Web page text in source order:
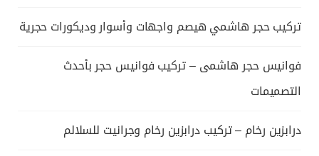
تركيب حجر هاشمي هيصم واجهات وأسوار وديكورات حجرية
فوانيس حجر هاشمى – تركيب فوانيس حجر بأحدث
التصميمات
درابزين رخام – تركيب درابزين رخام وجرانيت للسلالم